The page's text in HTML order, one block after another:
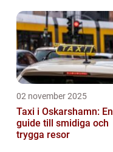
02 november 2025
Taxi i Oskarshamn: En
guide till smidiga och
trygga resor